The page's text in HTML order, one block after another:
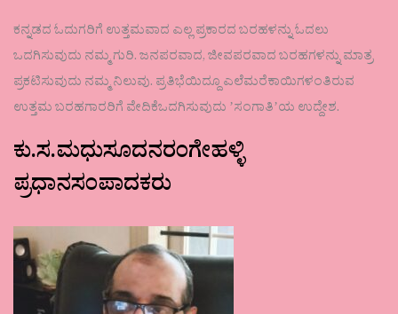
ಕನ್ನಡದ ಓದುಗರಿಗೆ ಉತ್ತಮವಾದ ಎಲ್ಲ ಪ್ರಕಾರದ ಬರಹಳನ್ನು ಓದಲು
ಒದಗಿಸುವುದು ನಮ್ಮ ಗುರಿ. ಜನಪರವಾದ, ಜೀವಪರವಾದ ಬರಹಗಳನ್ನು ಮಾತ್ರ
ಪ್ರಕಟಿಸುವುದು ನಮ್ಮ ನಿಲುವು. ಪ್ರತಿಭೆಯಿದ್ದೂ ಎಲೆಮರೆಕಾಯಿಗಳಂತಿರುವ
ಉತ್ತಮ ಬರಹಗಾರರಿಗೆ ವೇದಿಕೆಒದಗಿಸುವುದು ʼಸಂಗಾತಿʼಯ ಉದ್ದೇಶ.
ಕು.ಸ.ಮಧುಸೂದನರಂಗೇಹಳ್ಳಿ
ಪ್ರಧಾನಸಂಪಾದಕರು